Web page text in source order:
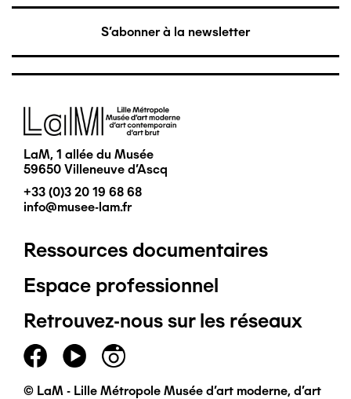
S'abonner à la newsletter
Image
LaM, 1 allée du Musée
59650 Villeneuve d'Ascq
+33 (0)3 20 19 68 68
info@musee-lam.fr
Pied
de
page
principal
Ressources documentaires
Espace professionnel
Retrouvez-nous sur les réseaux
© LaM - Lille Métropole Musée d'art moderne, d'art